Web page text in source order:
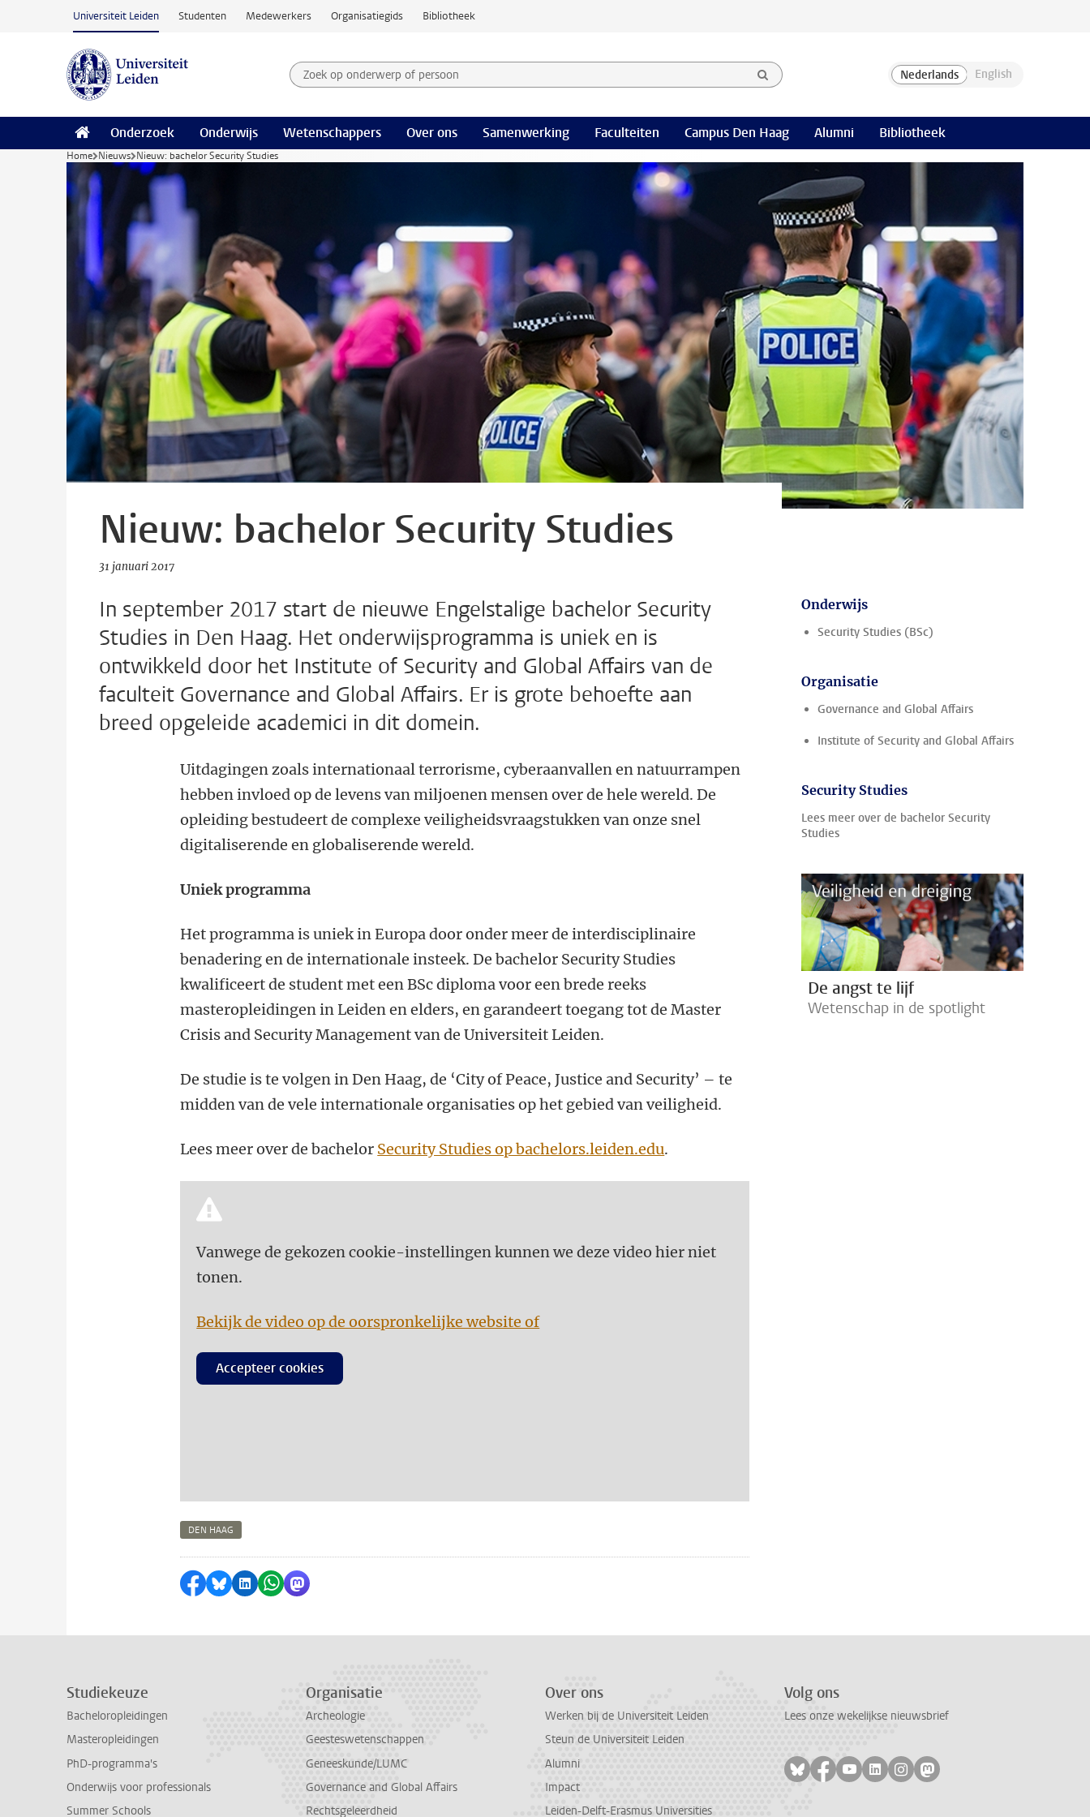
Ga naar hoofdinhoud
Universiteit Leiden Studenten Medewerkers Organisatiegids Bibliotheek
Zoek op onderwerp of persoon en selecteer categorie
Zoekterm
Onderzoek Onderwijs Wetenschappers Over ons Samenwerking Faculteiten Campus Den Haag Alumni Bibliotheek
Home Nieuws Nieuw: bachelor Security Studies
Nieuw: bachelor Security Studies
31 januari 2017
In september 2017 start de nieuwe Engelstalige bachelor Security
Studies in Den Haag. Het onderwijsprogramma is uniek en is
ontwikkeld door het Institute of Security and Global Affairs van de
faculteit Governance and Global Affairs. Er is grote behoefte aan
breed opgeleide academici in dit domein.
Uitdagingen zoals internationaal terrorisme, cyberaanvallen en natuurrampen
hebben invloed op de levens van miljoenen mensen over de hele wereld. De
opleiding bestudeert de complexe veiligheidsvraagstukken van onze snel
digitaliserende en globaliserende wereld.
Uniek programma
Het programma is uniek in Europa door onder meer de interdisciplinaire
benadering en de internationale insteek. De bachelor Security Studies
kwalificeert de student met een BSc diploma voor een brede reeks
masteropleidingen in Leiden en elders, en garandeert toegang tot de Master
Crisis and Security Management van de Universiteit Leiden.
De studie is te volgen in Den Haag, de ‘City of Peace, Justice and Security’ – te
midden van de vele internationale organisaties op het gebied van veiligheid.
Lees meer over de bachelor Security Studies op bachelors.leiden.edu.
Vanwege de gekozen cookie-instellingen kunnen we deze video hier niet
tonen.
Bekijk de video op de oorspronkelijke website of
Accepteer cookies
DEN HAAG
Delen op Facebook
Delen via Bluesky
Delen op LinkedIn
Delen via WhatsApp
Delen via Mastodon
Onderwijs
Security Studies (BSc)
Organisatie
Governance and Global Affairs
Institute of Security and Global Affairs
Security Studies
Lees meer over de bachelor Security
Studies
De angst te lijf
Wetenschap in de spotlight
Studiekeuze
Bacheloropleidingen
Masteropleidingen
PhD-programma's
Onderwijs voor professionals
Summer Schools
Organisatie
Archeologie
Geesteswetenschappen
Geneeskunde/LUMC
Governance and Global Affairs
Rechtsgeleerdheid
Over ons
Werken bij de Universiteit Leiden
Steun de Universiteit Leiden
Alumni
Impact
Leiden-Delft-Erasmus Universities
Volg ons
Lees onze wekelijkse nieuwsbrief
Volg ons op bluesky
Volg ons op facebook
Volg ons op youtube
Volg ons op linkedin
Volg ons op instagram
Volg ons op mastodon